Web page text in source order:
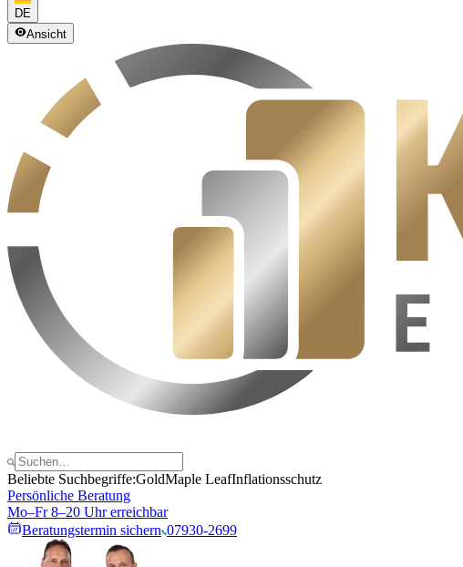
DE
Ansicht
Beliebte Suchbegriffe:GoldMaple LeafInflationsschutz
Persönliche Beratung
Mo–Fr 8–20 Uhr erreichbar
Beratungstermin sichern 07930-2699